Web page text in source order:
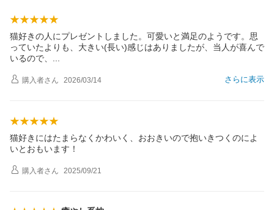
猫好きの人にプレゼントしました。可愛いと満足のようです。思
っていたよりも、大きい(長い)感じはありましたが、当人が喜んで
いるので
さらに表示
購入者さん 2026/03/14
猫好きにはたまらなくかわいく、おおきいので抱いきつくのによ
いとおもいます！
購入者さん 2025/09/21